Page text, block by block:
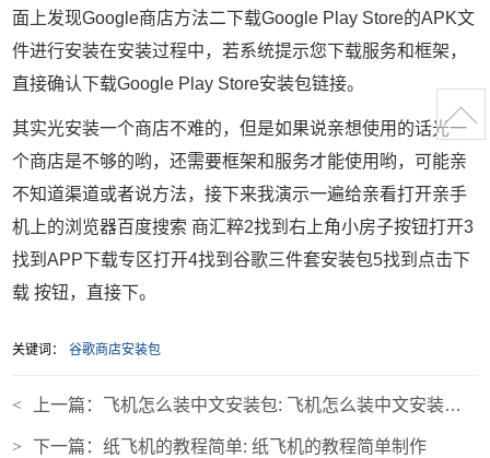
面上发现Google商店方法二下载Google Play Store的APK文
件进行安装在安装过程中，若系统提示您下载服务和框架，
直接确认下载Google Play Store安装包链接。
其实光安装一个商店不难的，但是如果说亲想使用的话光一
个商店是不够的哟，还需要框架和服务才能使用哟，可能亲
不知道渠道或者说方法，接下来我演示一遍给亲看打开亲手
机上的浏览器百度搜索 商汇粹2找到右上角小房子按钮打开3
找到APP下载专区打开4找到谷歌三件套安装包5找到点击下
载 按钮，直接下。
关键词： 谷歌商店安装包
< 上一篇： 飞机怎么装中文安装包: 飞机怎么装中文安装包教程
> 下一篇：纸飞机的教程简单: 纸飞机的教程简单制作